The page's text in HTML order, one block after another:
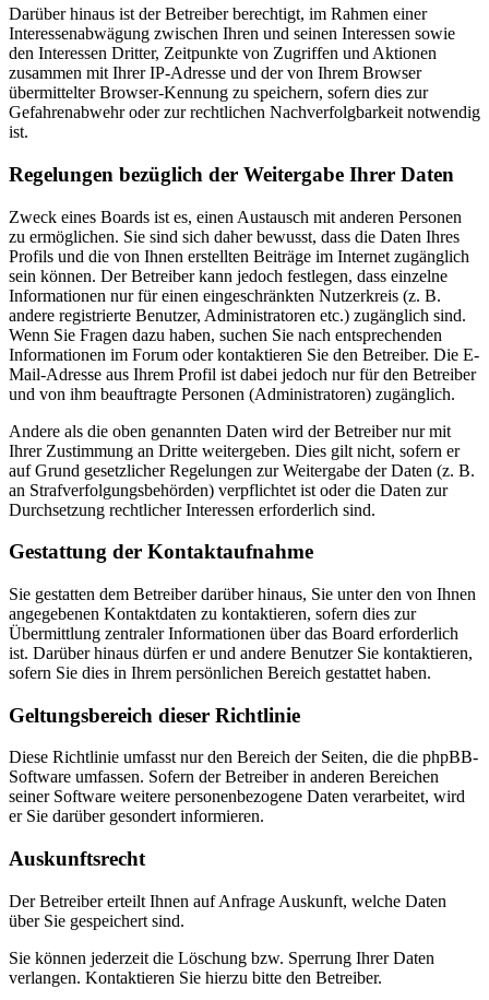
Darüber hinaus ist der Betreiber berechtigt, im Rahmen einer
Interessenabwägung zwischen Ihren und seinen Interessen sowie
den Interessen Dritter, Zeitpunkte von Zugriffen und Aktionen
zusammen mit Ihrer IP-Adresse und der von Ihrem Browser
übermittelter Browser-Kennung zu speichern, sofern dies zur
Gefahrenabwehr oder zur rechtlichen Nachverfolgbarkeit notwendig
ist.
Regelungen bezüglich der Weitergabe Ihrer Daten
Zweck eines Boards ist es, einen Austausch mit anderen Personen
zu ermöglichen. Sie sind sich daher bewusst, dass die Daten Ihres
Profils und die von Ihnen erstellten Beiträge im Internet zugänglich
sein können. Der Betreiber kann jedoch festlegen, dass einzelne
Informationen nur für einen eingeschränkten Nutzerkreis (z. B.
andere registrierte Benutzer, Administratoren etc.) zugänglich sind.
Wenn Sie Fragen dazu haben, suchen Sie nach entsprechenden
Informationen im Forum oder kontaktieren Sie den Betreiber. Die E-
Mail-Adresse aus Ihrem Profil ist dabei jedoch nur für den Betreiber
und von ihm beauftragte Personen (Administratoren) zugänglich.
Andere als die oben genannten Daten wird der Betreiber nur mit
Ihrer Zustimmung an Dritte weitergeben. Dies gilt nicht, sofern er
auf Grund gesetzlicher Regelungen zur Weitergabe der Daten (z. B.
an Strafverfolgungsbehörden) verpflichtet ist oder die Daten zur
Durchsetzung rechtlicher Interessen erforderlich sind.
Gestattung der Kontaktaufnahme
Sie gestatten dem Betreiber darüber hinaus, Sie unter den von Ihnen
angegebenen Kontaktdaten zu kontaktieren, sofern dies zur
Übermittlung zentraler Informationen über das Board erforderlich
ist. Darüber hinaus dürfen er und andere Benutzer Sie kontaktieren,
sofern Sie dies in Ihrem persönlichen Bereich gestattet haben.
Geltungsbereich dieser Richtlinie
Diese Richtlinie umfasst nur den Bereich der Seiten, die die phpBB-
Software umfassen. Sofern der Betreiber in anderen Bereichen
seiner Software weitere personenbezogene Daten verarbeitet, wird
er Sie darüber gesondert informieren.
Auskunftsrecht
Der Betreiber erteilt Ihnen auf Anfrage Auskunft, welche Daten
über Sie gespeichert sind.
Sie können jederzeit die Löschung bzw. Sperrung Ihrer Daten
verlangen. Kontaktieren Sie hierzu bitte den Betreiber.